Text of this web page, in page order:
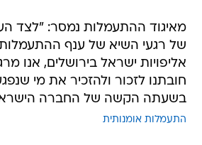
מאיגוד ההתעמלות נמסר: "לצד
של רגעי השיא של ענף
אליפויות ישראל בירושלים, אנו
חובתנו לזכור ולהזכיר את מי
בשעתה הקשה של החברה
התעמלות אומנותית